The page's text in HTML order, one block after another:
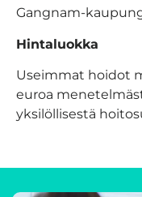
Gangnam-
Hintaluokka
Useimmat hoidot
euroa
yksilöllisestä